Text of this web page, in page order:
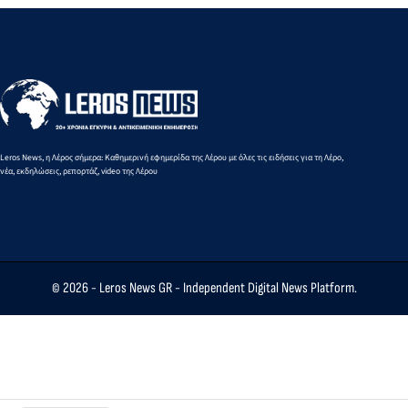
Leros News, η Λέρος σήμερα: Καθημερινή εφημερίδα της Λέρου με όλες τις ειδήσεις για τη Λέρο,
νέα, εκδηλώσεις, ρεπορτάζ, video της Λέρου
© 2026 - Leros News GR- Independent Digital News Platform.